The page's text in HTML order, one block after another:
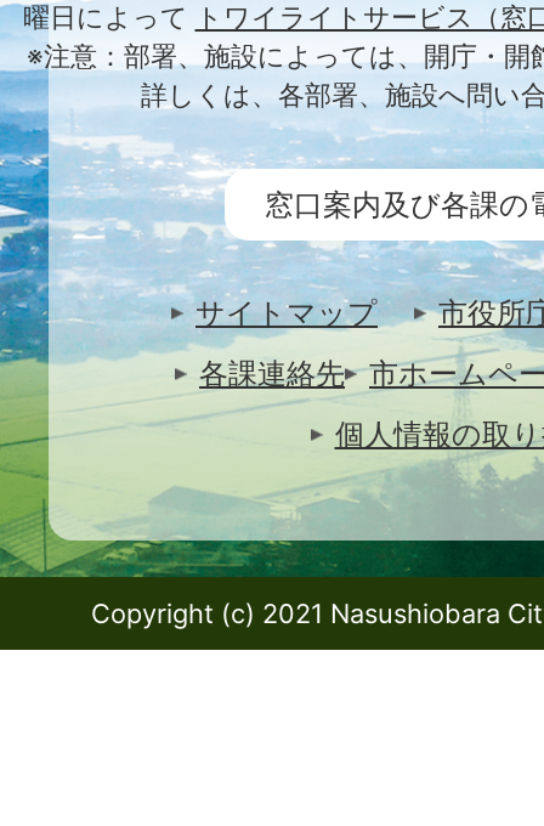
曜日によって
トワイライトサービス（窓
※注意：部署、施設によっては、開庁・
詳しくは、各部署、施設へ問い
窓口案内及び各課の
サイトマップ
市役所
各課連絡先
市ホームペ
個人情報の取
Copyright (c) 2021 Nasushiobara